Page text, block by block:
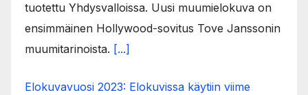
tuotettu Yhdysvalloissa. Uusi muumielokuva on
ensimmäinen Hollywood-sovitus Tove Janssonin
muumitarinoista. [...]
Elokuvavuosi 2023: Elokuvissa käytiin viime